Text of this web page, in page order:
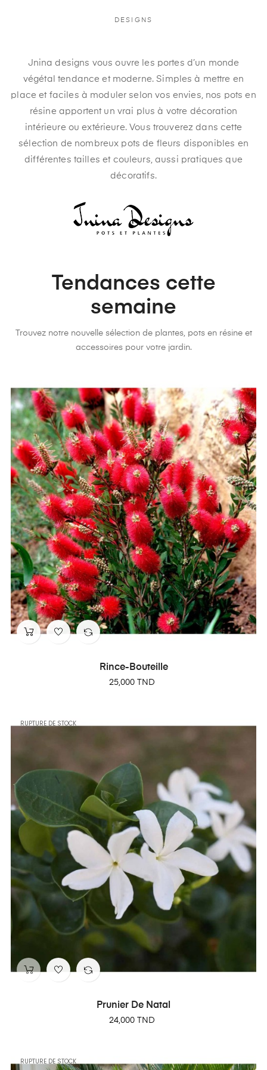
DESIGNS
Jnina designs vous ouvre les portes d’un monde
végétal tendance et moderne. Simples à mettre en
place et faciles à moduler selon vos envies, nos pots en
résine apportent un vrai plus à votre décoration
intérieure ou extérieure. Vous trouverez dans cette
sélection de nombreux pots de fleurs disponibles en
différentes tailles et couleurs, aussi pratiques que
décoratifs.
Tendances cette
semaine
Trouvez notre nouvelle sélection de plantes, pots en résine et
accessoires pour votre jardin.
Rince-Bouteille
Prix
25,000 TND
RUPTURE DE STOCK
Prunier De Natal
Prix
24,000 TND
RUPTURE DE STOCK